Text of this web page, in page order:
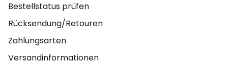
Bestellstatus prüfen
Rücksendung/Retouren
Zahlungsarten
Versandinformationen